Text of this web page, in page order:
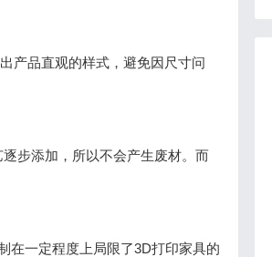
产品直观的样式，避免因尺寸问
步添加，所以不会产生废材。而
在一定程度上局限了3D打印家具的